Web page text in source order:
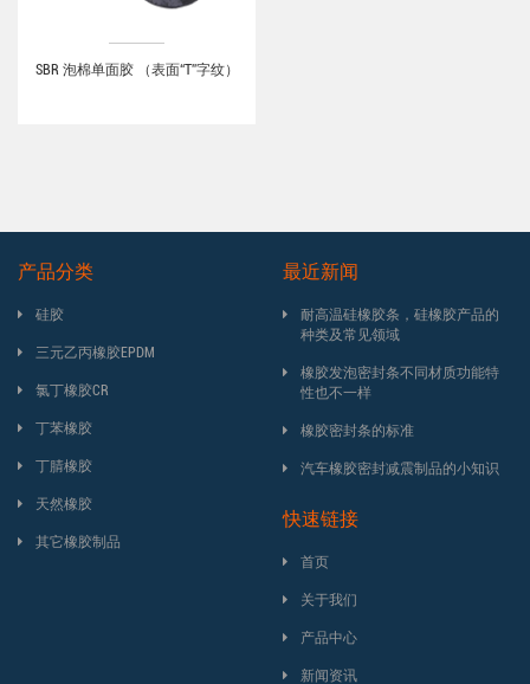
SBR 泡棉单面胶 （表面“T”字纹）
产品分类
硅胶
三元乙丙橡胶EPDM
氯丁橡胶CR
丁苯橡胶
丁腈橡胶
天然橡胶
其它橡胶制品
最近新闻
耐高温硅橡胶条，硅橡胶产品的
种类及常见领域
橡胶发泡密封条不同材质功能特
性也不一样
橡胶密封条的标准
汽车橡胶密封减震制品的小知识
快速链接
首页
关于我们
产品中心
新闻资讯